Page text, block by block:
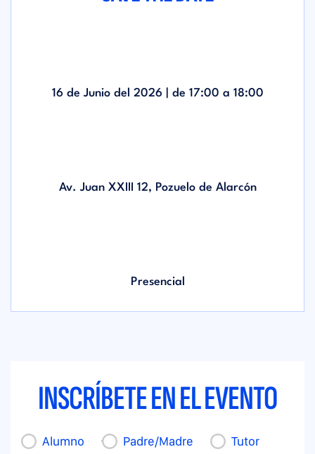
16 de Junio del 2026 | de 17:00 a 18:00
Av. Juan XXIII 12, Pozuelo de Alarcón
Presencial
INSCRÍBETE EN EL EVENTO
Alumno Padre/Madre Tutor